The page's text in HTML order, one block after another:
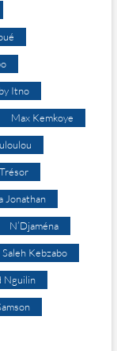
Itno
Max Kemkoye
Jonathan
N’Djaména
Saleh Kebzabo
Nguilin